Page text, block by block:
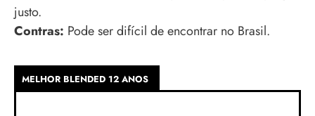
justo.
Contras: Pode ser difícil de encontrar no Brasil.
MELHOR BLENDED 12 ANOS